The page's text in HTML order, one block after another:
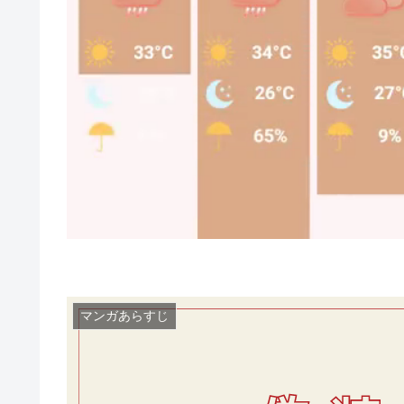
マンガあらすじ